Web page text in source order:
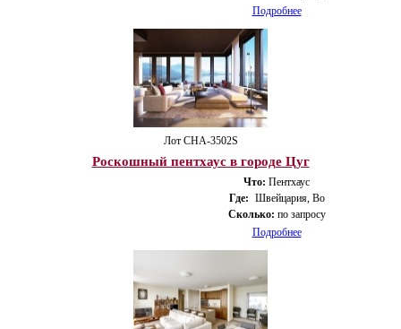
Подробнее
Лот CHA-3502S
Роскошный пентхаус в городе Цуг
Что: Пентхаус
Где: Швейцария, Во
Сколько: по запросу
Подробнее